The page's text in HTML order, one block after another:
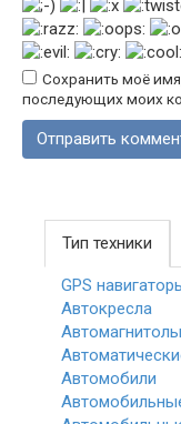
Сохранить моё
последующих моих
Тип техники
GPS
Автокресла
Автомагнитолы
Автомобили